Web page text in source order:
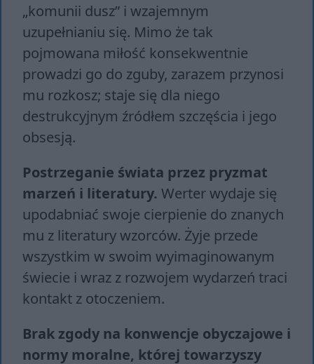
„komunii dusz” i wzajemnym
uzupełnianiu się. Mimo że tak
pojmowana miłość konsekwentnie
prowadzi go do zguby, zarazem przynosi
mu rozkosz; staje się dla niego
destrukcyjnym źródłem szczęścia i jego
obsesją.
Postrzeganie świata przez pryzmat
marzeń i literatury. Werter wydaje się
upodabniać swoje cierpienie do znanych
mu z literatury wzorców. Żyje przede
wszystkim w swoim wyimaginowanym
świecie i wraz z rozwojem wydarzeń traci
kontakt z otoczeniem.
Brak zgody na konwencje obyczajowe i
normy moralne, której towarzyszy